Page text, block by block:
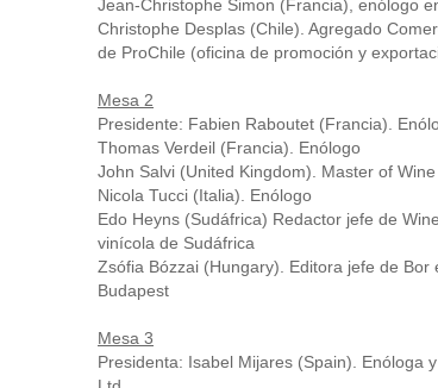
Jean-Christophe Simon (Francia), enólogo
Christophe Desplas (Chile). Agregado
de ProChile (oficina de promoción y
Mesa 2
Presidente: Fabien Raboutet (Francia).
Thomas Verdeil (Francia). Enólogo
John Salvi (United Kingdom). Master of Wine
Nicola Tucci (Italia). Enólogo
Edo Heyns (Sudáfrica) Redactor jefe de
vinícola de Sudáfrica
Zsófia Bózzai (Hungary). Editora jefe de
Budapest
Mesa 3
Presidenta: Isabel Mijares (Spain). Enóloga